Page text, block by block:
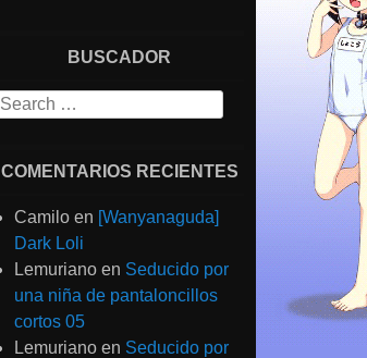
BUSCADOR
Search
COMENTARIOS RECIENTES
Camilo en [Wanyanaguda]
Dark Loli
Lemuriano en Seducido por
una niña de pantaloncillos
cortos 05
Lemuriano en Seducido por